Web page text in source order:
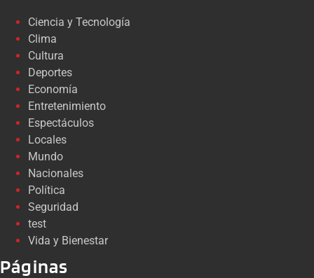
Ciencia y Tecnología
Clima
Cultura
Deportes
Economía
Entretenimiento
Espectáculos
Locales
Mundo
Nacionales
Política
Seguridad
test
Vida y Bienestar
Páginas